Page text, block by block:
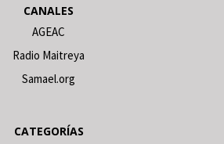
CANALES
AGEAC
Radio Maitreya
Samael.org
CATEGORÍAS